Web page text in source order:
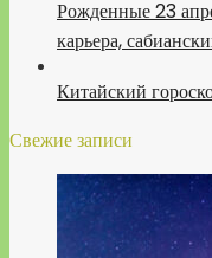
Рожденные 23
карьера,
Китайский
Свежие записи